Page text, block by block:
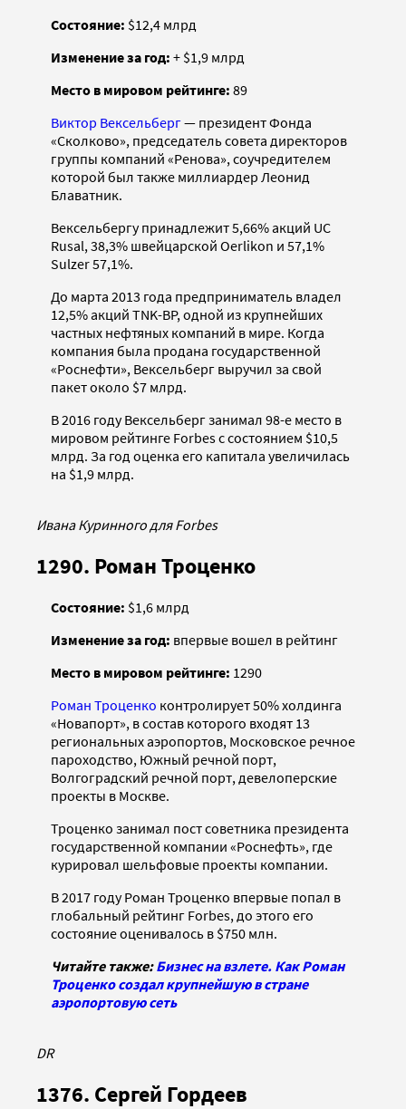
Состояние: $12,4 млрд
Изменение за год: + $1,9 млрд
Место в мировом рейтинге: 89
Виктор Вексельберг— президент Фонда
«Сколково», председатель совета директоров
группы компаний «Ренова», соучредителем
которой был также миллиардер Леонид
Блаватник.
Вексельбергу принадлежит 5,66% акций UC
Rusal, 38,3% швейцарской Oerlikon и 57,1%
Sulzer 57,1%.
До марта 2013 года предприниматель владел
12,5% акций TNK-BP, одной из крупнейших
частных нефтяных компаний в мире. Когда
компания была продана государственной
«Роснефти», Вексельберг выручил за свой
пакет около $7 млрд.
В 2016 году Вексельберг занимал 98-е место в
мировом рейтинге Forbes с состоянием $10,5
млрд. За год оценка его капитала увеличилась
на $1,9 млрд.
Ивана Куринного для Forbes
1290. Роман Троценко
Состояние: $1,6 млрд
Изменение за год: впервые вошел в рейтинг
Место в мировом рейтинге: 1290
Роман Троценко контролирует 50% холдинга
«Новапорт», в состав которого входят 13
региональных аэропортов, Московское речное
пароходство, Южный речной порт,
Волгоградский речной порт, девелоперские
проекты в Москве.
Троценко занимал пост советника президента
государственной компании «Роснефть», где
курировал шельфовые проекты компании.
В 2017 году Роман Троценко впервые попал в
глобальный рейтинг Forbes, до этого его
состояние оценивалось в $750 млн.
Читайте также:Бизнес на взлете. Как Роман
Троценко создал крупнейшую в стране
аэропортовую сеть
DR
1376. Сергей Гордеев